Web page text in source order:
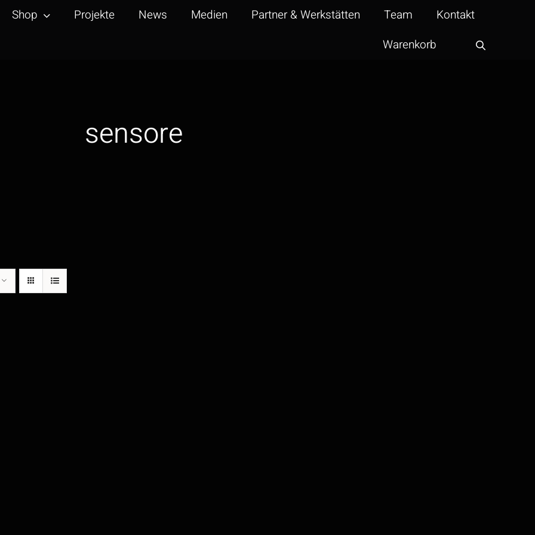
Shop Projekte News Medien Partner & Werkstätten Team
Kontakt
Warenkorb
sensore